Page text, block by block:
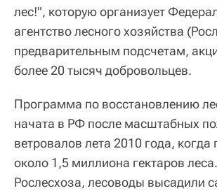
лес!", которую организует
агентство лесного хозяйства
предварительным подсчетам,
более 20 тысяч добровольцев.
Программа по восстановлению
начата в РФ после масштабных
ветровалов лета 2010 года, когда
около 1,5 миллиона гектаров
Рослесхоза, лесоводы высадили